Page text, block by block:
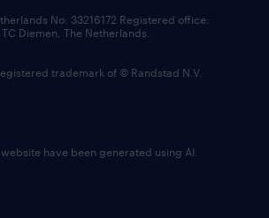
No: 33216172 Registered office:
Diemen, The Netherlands.
trademark of © Randstad N.V.
have been generated using AI.